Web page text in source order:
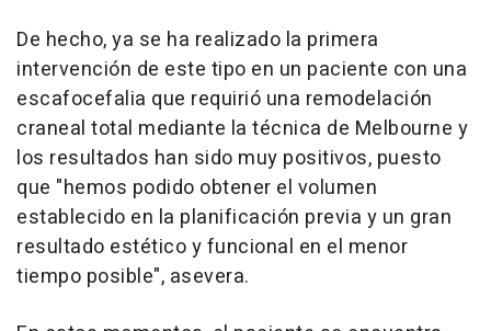
De hecho, ya se ha realizado la primera
intervención de este tipo en un paciente con una
escafocefalia que requirió una remodelación
craneal total mediante la técnica de Melbourne y
los resultados han sido muy positivos, puesto
que "hemos podido obtener el volumen
establecido en la planificación previa y un gran
resultado estético y funcional en el menor
tiempo posible", asevera.